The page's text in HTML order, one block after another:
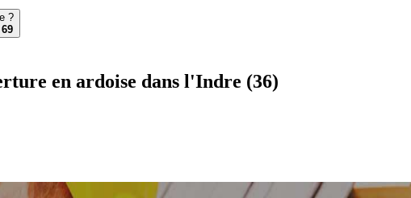
?
en ardoise dans l'Indre (36)